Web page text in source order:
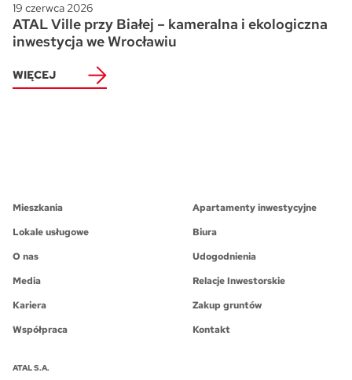
19 czerwca 2026
ATAL Ville przy Białej – kameralna i ekologiczna
inwestycja we Wrocławiu
WIĘCEJ
Mieszkania
Apartamenty inwestycyjne
Lokale usługowe
Biura
O nas
Udogodnienia
Media
Relacje Inwestorskie
Kariera
Zakup gruntów
Współpraca
Kontakt
ATAL S.A.